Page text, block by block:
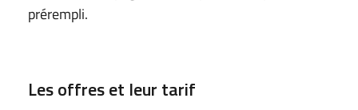
prérempli.
Les offres et leur tarif